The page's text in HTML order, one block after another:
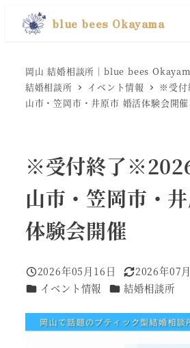
blue bees Okayama
岡山 結婚相談所｜blue bees
結婚相談所
イベント情報
※受付
山市・笠岡市・井原市 婚活体験会開催
※受付終了
山市・笠岡市・
体験会開催
投稿日
2026年05月16日
更新日
2026年07
カテゴリー
イベント情報 カテゴリー
結婚相談所